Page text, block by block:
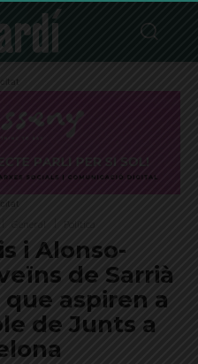
i Alonso-
de Sarrià
que aspiren a
de Junts a